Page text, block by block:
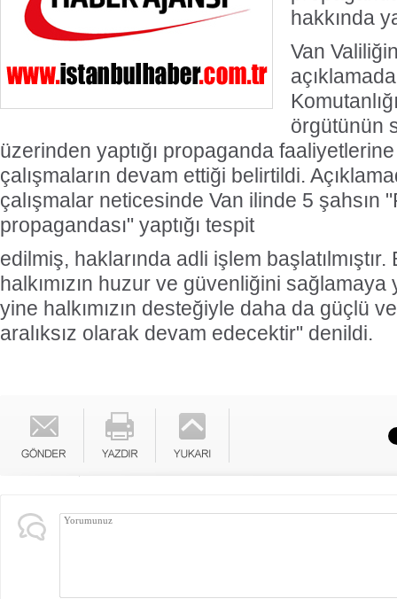
hakkında
Van
örgütünün
üzerinden yaptığı propaganda
çalışmaların devam ettiği belirtildi.
çalışmalar neticesinde Van ilinde 5 şahsın
propagandası" yaptığı tespit
edilmiş, haklarında adli işlem
halkımızın huzur ve güvenliğini
yine halkımızın desteğiyle daha da güçlü
aralıksız olarak devam edecektir" denildi.
Türk Voleybolu, Avrupa ve Akdeniz'in
En Prestijli Ödül Töreninde Yeniden
Onur Konuğu